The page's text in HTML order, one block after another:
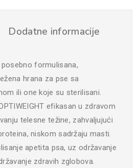
Dodatne informacije
posebno formulisana,
hrana za pse sa
ili one koje su sterilisani.
efikasan u zdravom
telesne težine, zahvaljujući
niskom sadržaju masti.
apetita psa, uz održavanje
zdravih zglobova.